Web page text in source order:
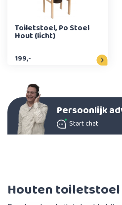
Toiletstoel, Po Stoel
Hout (licht)
199,-
Persoonlijk
Start chat
Houten toiletstoel